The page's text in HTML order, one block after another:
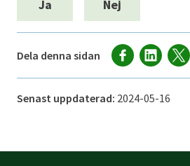
Ja Nej
Dela denna sidan
Senast uppdaterad: 2024-05-16